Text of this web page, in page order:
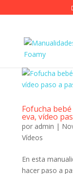
Fofucha
eva, vídeo
por admin |
Vídeos
En esta
hacer paso a